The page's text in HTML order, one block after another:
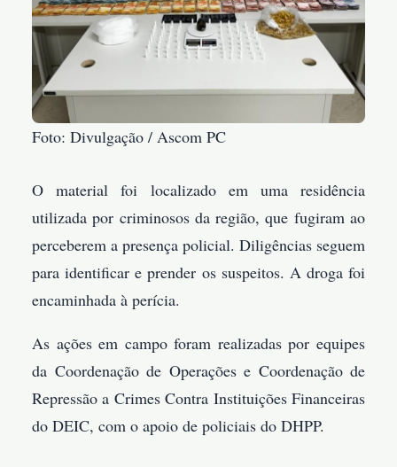
Foto: Divulgação / Ascom PC
O material foi localizado em uma residência
utilizada por criminosos da região, que fugiram ao
perceberem a presença policial. Diligências seguem
para identificar e prender os suspeitos. A droga foi
encaminhada à perícia.
As ações em campo foram realizadas por equipes
da Coordenação de Operações e Coordenação de
Repressão a Crimes Contra Instituições Financeiras
do DEIC, com o apoio de policiais do DHPP.